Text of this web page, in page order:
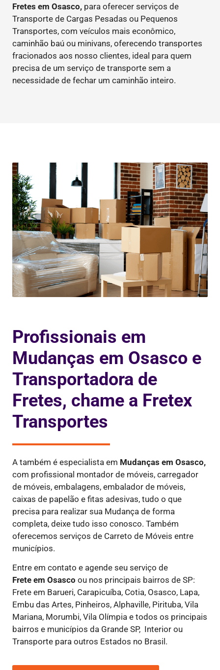
Fretes em Osasco, para oferecer serviços de
Transporte de Cargas Pesadas ou Pequenos
Transportes, com veículos mais econômico,
caminhão baú ou minivans, oferecendo transportes
fracionados aos nosso clientes, ideal para quem
precisa de um serviço de transporte sem a
necessidade de fechar um caminhão inteiro.
Profissionais em
Mudanças em Osasco e
Transportadora de
Fretes, chame a Fretex
Transportes
A também é especialista em Mudanças em Osasco,
com profissional montador de móveis, carregador
de móveis, embalagens, embalador de móveis,
caixas de papelão e fitas adesivas, tudo o que
precisa para realizar sua Mudança de forma
completa, deixe tudo isso conosco. Também
oferecemos serviços de Carreto de Móveis entre
municípios.
Entre em contato e agende seu serviço de
Frete em Osasco ou nos principais bairros de SP:
Frete em Barueri, Carapicuíba, Cotia, Osasco, Lapa,
Embu das Artes, Pinheiros, Alphaville, Pirituba, Vila
Mariana, Morumbi, Vila Olímpia e todos os principais
bairros e municípios da Grande SP, Interior ou
Transporte para outros Estados no Brasil.